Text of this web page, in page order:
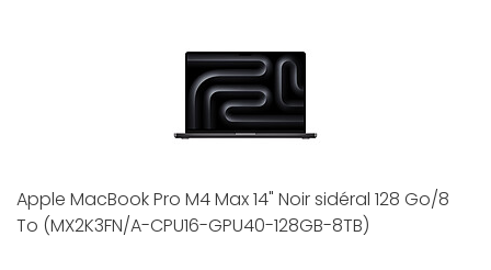
Apple MacBook Pro M4 Max 14" Noir sidéral 128 Go/8
To (MX2K3FN/A-CPU16-GPU40-128GB-8TB)